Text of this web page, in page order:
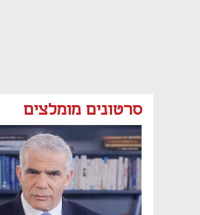
סרטונים מומלצים